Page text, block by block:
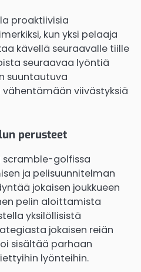
proaktiivisia
kun yksi pelaaja
kävellä seuraavalle tiille
seuraavaa lyöntiä
suuntautuva
viivästyksiä
perusteet
scramble-golfissa
ja pelisuunnitelman
jokaisen joukkueen
pelin aloittamista
yksilöllisistä
jokaisen reiän
sisältää parhaan
lyönteihin.